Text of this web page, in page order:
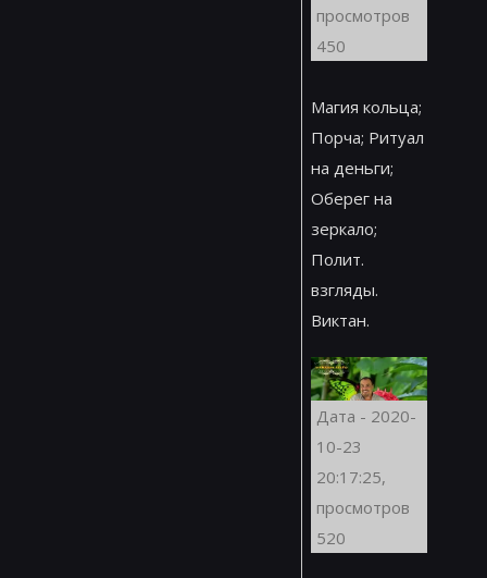
просмотров
450
Магия кольца;
Порча; Ритуал
на деньги;
Оберег на
зеркало;
Полит.
взгляды.
Виктан.
Дата - 2020-
10-23
20:17:25,
просмотров
520